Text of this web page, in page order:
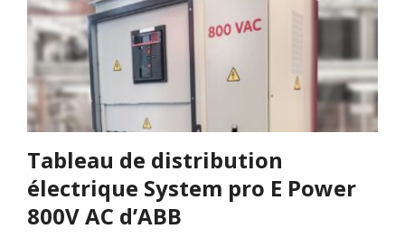
Tableau de distribution
électrique System pro E Power
800V AC d’ABB